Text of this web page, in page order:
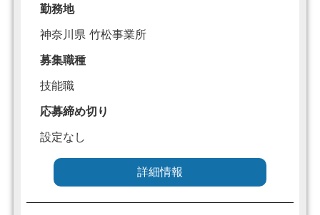
勤務地
神奈川県 竹松事業所
募集職種
技能職
応募締め切り
設定なし
詳細情報